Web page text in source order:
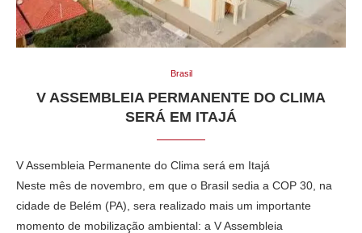
Brasil
V ASSEMBLEIA PERMANENTE DO CLIMA
SERÁ EM ITAJÁ
V Assembleia Permanente do Clima será em Itajá
Neste mês de novembro, em que o Brasil sedia a COP 30, na
cidade de Belém (PA), sera realizado mais um importante
momento de mobilização ambiental: a V Assembleia